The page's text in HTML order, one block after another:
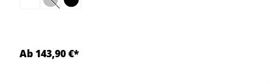
(Cette option n'est pas disponible pour le moment.)
Ab 143,90 €*